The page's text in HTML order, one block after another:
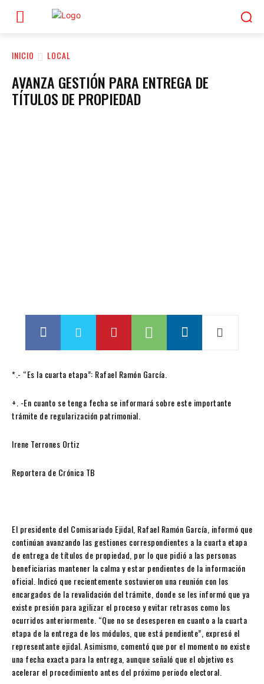
INICIO LOCAL
AVANZA GESTIÓN PARA ENTREGA DE
TÍTULOS DE PROPIEDAD
*.- “Es la cuarta etapa”: Rafael Ramón García.
+. -En cuanto se tenga fecha se informará sobre este importante
trámite de regularización patrimonial.
Irene Terrones Ortiz
Reportera de Crónica TB
El presidente del Comisariado Ejidal, Rafael Ramón García, informó que
continúan avanzando las gestiones correspondientes a la cuarta etapa
de entrega de títulos de propiedad, por lo que pidió a las personas
beneficiarias mantener la calma y estar pendientes de la información
oficial. Indicó que recientemente sostuvieron una reunión con los
encargados de la revalidación del trámite, donde se les informó que ya
existe presión para agilizar el proceso y evitar retrasos como los
ocurridos anteriormente. “Que no se desesperen en cuanto a la cuarta
etapa de la entrega de los módulos, que está pendiente”, expresó el
representante ejidal. Asimismo, comentó que por el momento no existe
una fecha exacta para la entrega, aunque señaló que el objetivo es
acelerar el procedimiento antes del próximo periodo electoral.